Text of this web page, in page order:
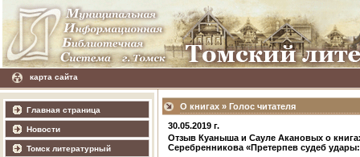
карта сайта
Главная страница
Новости
Томск литературный
О книгах » Голос читателя
30.05.2019 г.
Отзыв Куаныша и Сауле Акановых о
Серебренникова «Претерпев судеб